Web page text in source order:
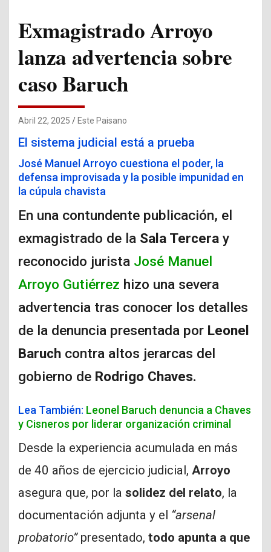
Exmagistrado Arroyo
lanza advertencia sobre
caso Baruch
Abril 22, 2025 Este Paisano
El sistema judicial está a prueba
José Manuel Arroyo cuestiona el poder, la
defensa improvisada y la posible impunidad en
la cúpula chavista
En una contundente publicación, el
exmagistrado de la Sala Tercera y
reconocido jurista José Manuel
Arroyo Gutiérrez hizo una severa
advertencia tras conocer los detalles
de la denuncia presentada por Leonel
Baruch contra altos jerarcas del
gobierno de Rodrigo Chaves.
Lea También: Leonel Baruch denuncia a Chaves
y Cisneros por liderar organización criminal
Desde la experiencia acumulada en más
de 40 años de ejercicio judicial, Arroyo
asegura que, por la solidez del relato, la
documentación adjunta y el “arsenal
probatorio”presentado, todo apunta a que